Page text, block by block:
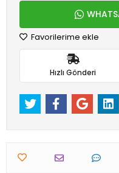
Favorilerime ekle
Hızlı Gönderi